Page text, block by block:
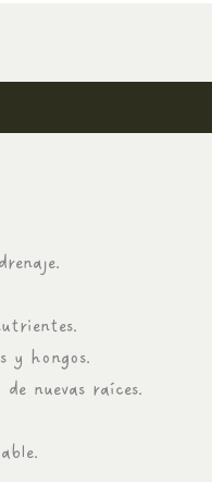
y hongos.
nuevas raíces.